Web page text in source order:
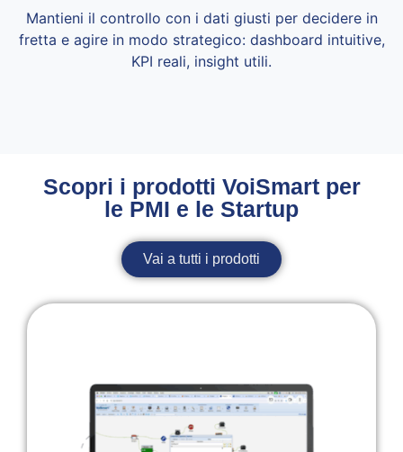
Mantieni il controllo con i dati giusti per decidere in
fretta e agire in modo strategico: dashboard intuitive,
KPI reali, insight utili.
Scopri i prodotti VoiSmart per
le PMI e le Startup
Vai a tutti i prodotti